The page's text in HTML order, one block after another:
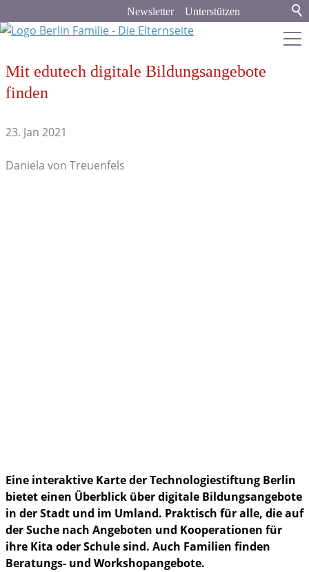
Unterstützen
Newsletter
berlin-familie.de
Mit edutech digitale Bildungsangebote
finden
23. Jan 2021
Daniela von Treuenfels
Eine interaktive Karte der Technologiestiftung Berlin
bietet einen Überblick über digitale Bildungsangebote
in der Stadt und im Umland. Praktisch für alle, die auf
der Suche nach Angeboten und Kooperationen für
ihre Kita oder Schule sind. Auch Familien finden
Beratungs- und Workshopangebote.